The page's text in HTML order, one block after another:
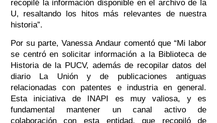
recopilé la información disponible en el archivo de la
U, resaltando los hitos más relevantes de nuestra
historia”.
Por su parte, Vanessa Andaur comentó que “Mi labor
se centró en solicitar información a la Biblioteca de
Historia de la PUCV, además de recopilar datos del
diario La Unión y de publicaciones antiguas
relacionadas con patentes e industria en general.
Esta iniciativa de INAPI es muy valiosa, y es
fundamental mantener un canal activo de
colaboración con esta entidad, que recopiló de